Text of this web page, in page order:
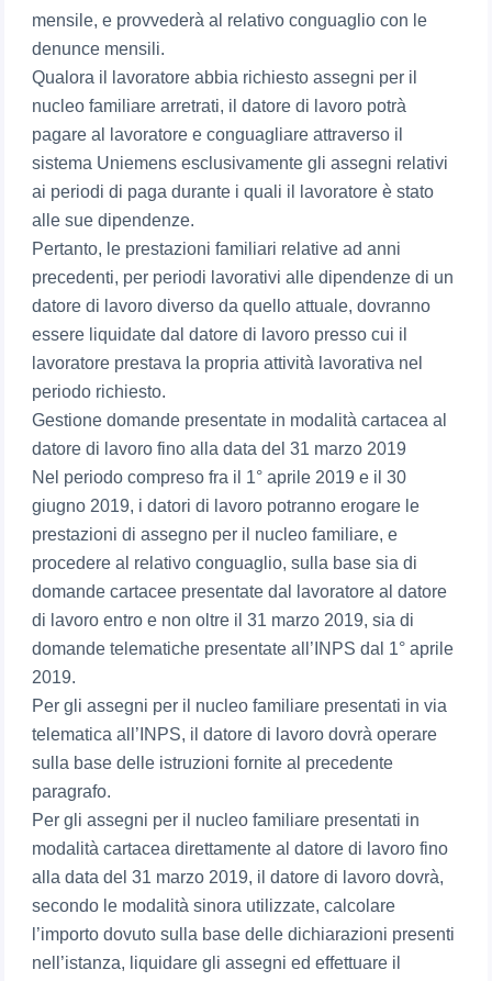
mensile, e provvederà al relativo conguaglio con le
denunce mensili.
Qualora il lavoratore abbia richiesto assegni per il
nucleo familiare arretrati, il datore di lavoro potrà
pagare al lavoratore e conguagliare attraverso il
sistema Uniemens esclusivamente gli assegni relativi
ai periodi di paga durante i quali il lavoratore è stato
alle sue dipendenze.
Pertanto, le prestazioni familiari relative ad anni
precedenti, per periodi lavorativi alle dipendenze di un
datore di lavoro diverso da quello attuale, dovranno
essere liquidate dal datore di lavoro presso cui il
lavoratore prestava la propria attività lavorativa nel
periodo richiesto.
Gestione domande presentate in modalità cartacea al
datore di lavoro fino alla data del 31 marzo 2019
Nel periodo compreso fra il 1° aprile 2019 e il 30
giugno 2019, i datori di lavoro potranno erogare le
prestazioni di assegno per il nucleo familiare, e
procedere al relativo conguaglio, sulla base sia di
domande cartacee presentate dal lavoratore al datore
di lavoro entro e non oltre il 31 marzo 2019, sia di
domande telematiche presentate all’INPS dal 1° aprile
2019.
Per gli assegni per il nucleo familiare presentati in via
telematica all’INPS, il datore di lavoro dovrà operare
sulla base delle istruzioni fornite al precedente
paragrafo.
Per gli assegni per il nucleo familiare presentati in
modalità cartacea direttamente al datore di lavoro fino
alla data del 31 marzo 2019, il datore di lavoro dovrà,
secondo le modalità sinora utilizzate, calcolare
l’importo dovuto sulla base delle dichiarazioni presenti
nell’istanza, liquidare gli assegni ed effettuare il